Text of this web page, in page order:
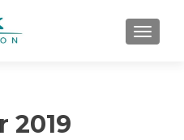
2019